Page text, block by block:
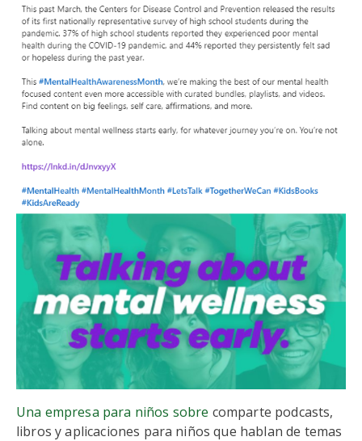
Una empresa para niños sobre comparte podcasts,
libros y aplicaciones para niños que hablan de temas